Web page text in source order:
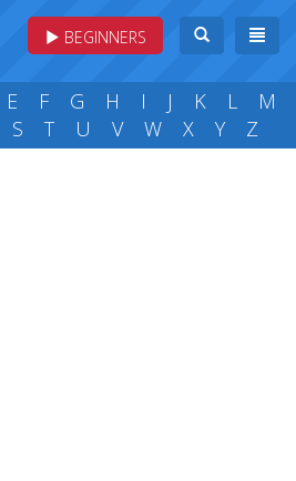
BEGINNERS
E F G H I J K L
M
S T U V W X Y Z